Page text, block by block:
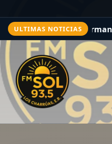
ULTIMAS NOTICIAS
Hermano ¿es o se hace?